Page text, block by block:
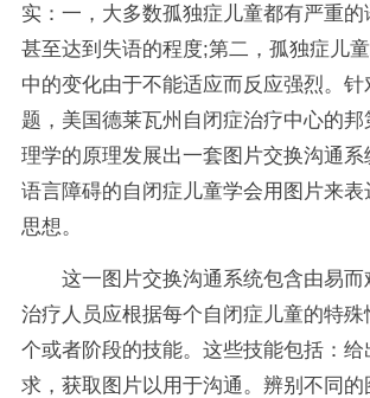
实：一，大多数孤独症儿童都有严重
甚至达到失语的程度;第二，孤独症儿
中的变化由于不能适应而反应强烈。
题，美国德莱瓦州自闭症治疗中心的
理学的原理发展出一套图片交换沟通
语言障碍的自闭症儿童学会用图片来
思想。
这一图片交换沟通系统包含由易而
治疗人员应根据每个自闭症儿童的特
个或者阶段的技能。这些技能包括：
求，获取图片以用于沟通。辨别不同的